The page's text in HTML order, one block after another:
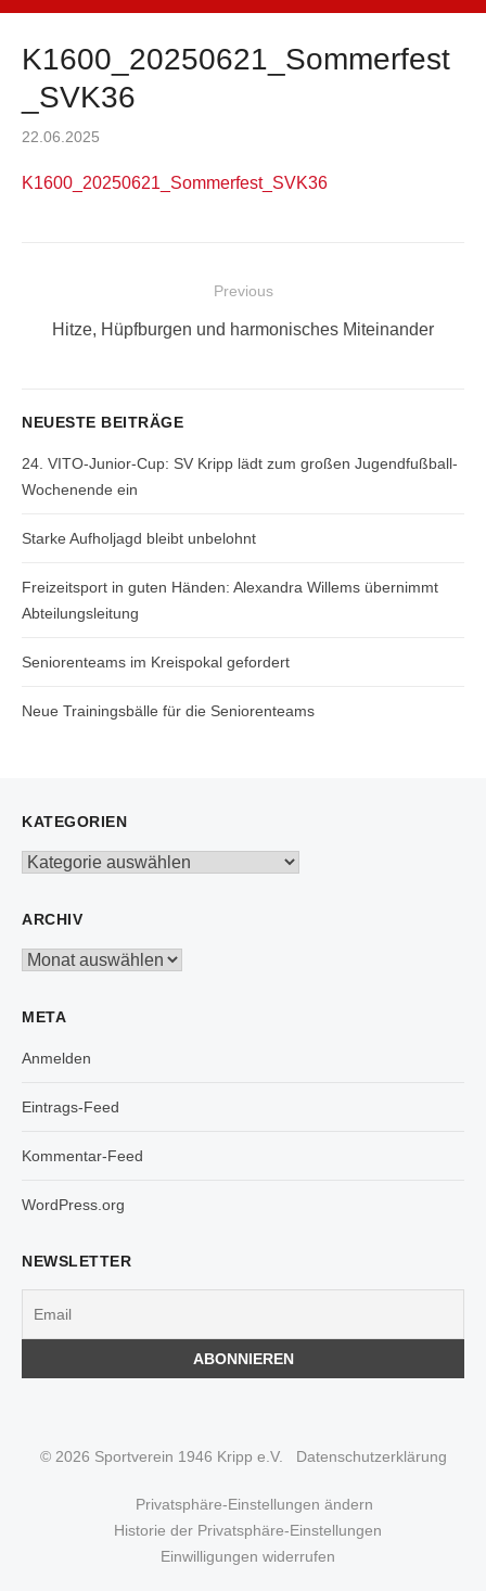
K1600_20250621_Sommerfest
_SVK36
Posted
22.06.2025
K1600_20250621_Sommerfest_SVK36
Beitragsnavigation
Previous
Previous
Hitze, Hüpfburgen und harmonisches Miteinander
NEUESTE BEITRÄGE
24. VITO-Junior-Cup: SV Kripp lädt zum großen Jugendfußball-
Wochenende ein
Starke Aufholjagd bleibt unbelohnt
Freizeitsport in guten Händen: Alexandra Willems übernimmt
Abteilungsleitung
Seniorenteams im Kreispokal gefordert
Neue Trainingsbälle für die Seniorenteams
KATEGORIEN
Kategorien
ARCHIV
Archiv
META
Anmelden
Eintrags-Feed
Kommentar-Feed
WordPress.org
NEWSLETTER
© 2026 Sportverein 1946 Kripp e.V. Datenschutzerklärung
Privatsphäre-Einstellungen ändern
Historie der Privatsphäre-Einstellungen
Einwilligungen widerrufen